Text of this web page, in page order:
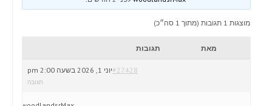
מוצגות 1 תגובות (מתוך 1 סה״כ)
מאת תגובות
יוני 1, 2026 בשעה 2:00 pm#27428
תגובה